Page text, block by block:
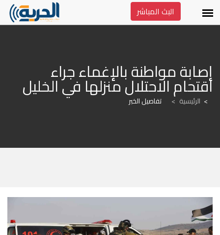
البث المباشر
اقتحام الاحتلال منزلها في الخليل
الرئيسية > تفاصيل الخبر